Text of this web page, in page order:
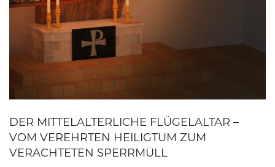
DER MITTELALTERLICHE FLÜGELALTAR –
VOM VEREHRTEN HEILIGTUM ZUM
VERACHTETEN SPERRMÜLL